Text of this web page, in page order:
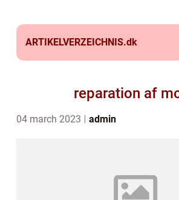
ARTIKELVERZEICHNIS.dk
reparation af
04 march 2023 admin